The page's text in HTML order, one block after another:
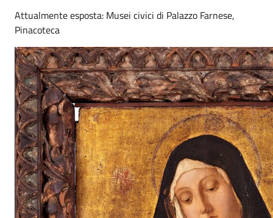
Attualmente esposta: Musei civici di Palazzo Farnese,
Pinacoteca